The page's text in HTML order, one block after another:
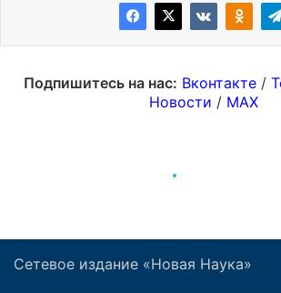
Сетевое издание «Новая Наука»